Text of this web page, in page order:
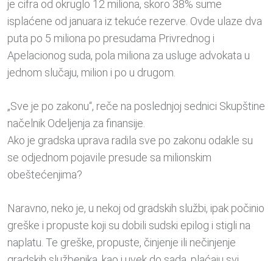
je cifra od okruglo 12 miliona, skoro 38% sume
isplaćene od januara iz tekuće rezerve. Ovde ulaze dva
puta po 5 miliona po presudama Privrednog i
Apelacionog suda, pola miliona za usluge advokata u
jednom slučaju, milion i po u drugom.
„Sve je po zakonu“, reče na poslednjoj sednici Skupštine
načelnik Odeljenja za finansije.
Ako je gradska uprava radila sve po zakonu odakle su
se odjednom pojavile presude sa milionskim
obeštećenjima?
Naravno, neko je, u nekoj od gradskih službi, ipak počinio
greške i propuste koji su dobili sudski epilog i stigli na
naplatu. Te greške, propuste, činjenje ili nečinjenje